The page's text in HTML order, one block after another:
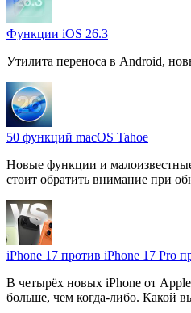
Функции iOS 26.3
Утилита переноса в Android,
50 функций macOS Tahoe
Новые функции и
стоит обратить внимание при
iPhone 17 против iPhone 17 Pro
В четырёх новых iPhone от
больше, чем когда-либо. Какой